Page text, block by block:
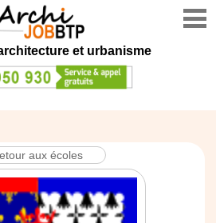
et urbanisme
aux écoles